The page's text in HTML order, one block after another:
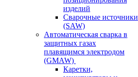
изделий
Сварочные источники
(SAW)
Автоматическая сварка в
защитных газах
плавящимся электродом
(GMAW)
Каретки,